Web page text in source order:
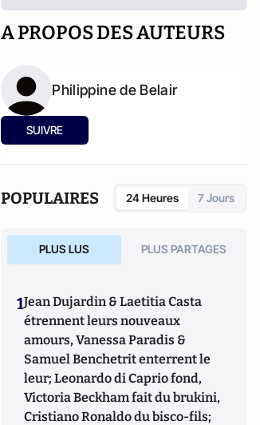
A PROPOS DES AUTEURS
Philippine de Belair
SUIVRE
POPULAIRES 24 Heures 7 Jours
PLUS LUS PLUS PARTAGES
1Jean Dujardin & Laetitia Casta
étrennent leurs nouveaux
amours, Vanessa Paradis &
Samuel Benchetrit enterrent le
leur; Leonardo di Caprio fond,
Victoria Beckham fait du brukini,
Cristiano Ronaldo du bisco-fils;